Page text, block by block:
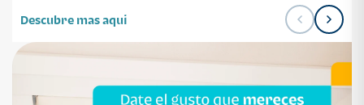
Descubre mas aqui